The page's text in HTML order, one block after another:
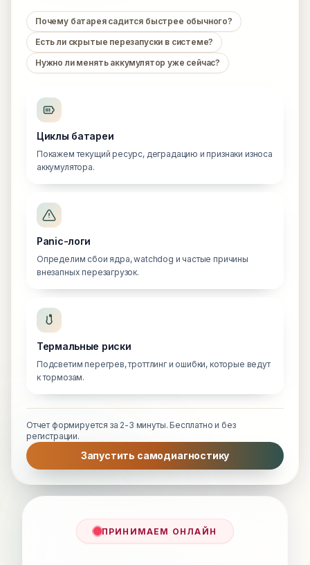
Почему батарея садится быстрее обычного?
Есть ли скрытые перезапуски в системе?
Нужно ли менять аккумулятор уже сейчас?
Циклы батареи
Покажем текущий ресурс, деградацию и признаки износа
аккумулятора.
Panic-логи
Определим сбои ядра, watchdog и частые причины
внезапных перезагрузок.
Термальные риски
Подсветим перегрев, троттлинг и ошибки, которые ведут
к тормозам.
Отчет формируется за 2-3 минуты. Бесплатно и без
регистрации.
Запустить самодиагностику
ПРИНИМАЕМ ОНЛАЙН